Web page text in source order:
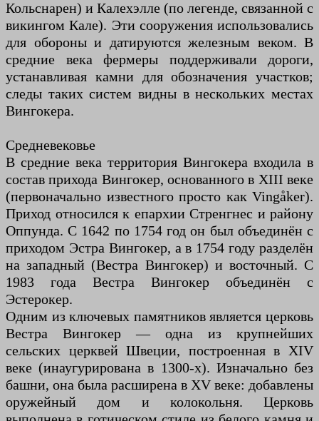
Кольснарен) и Калехэлле (по легенде, связанной с
викингом Кале). Эти сооружения использовались
для обороны и датируются железным веком. В
средние века фермеры поддерживали дороги,
устанавливая камни для обозначения участков;
следы таких систем видны в нескольких местах
Вингокера.
Средневековье
В средние века территория Вингокера входила в
состав прихода Вингокер, основанного в XIII веке
(первоначально известного просто как Vingåker).
Приход относился к епархии Стренгнес и району
Оппунда. С 1642 по 1754 год он был объединён с
приходом Эстра Вингокер, а в 1754 году разделён
на западный (Вестра Вингокер) и восточный. С
1983 года Вестра Вингокер объединён с
Эстерокер.
Одним из ключевых памятников является церковь
Вестра Вингокер — одна из крупнейших
сельских церквей Швеции, построенная в XIV
веке (инаугурирована в 1300-х). Изначально без
башни, она была расширена в XV веке: добавлены
оружейный дом и колокольня. Церковь